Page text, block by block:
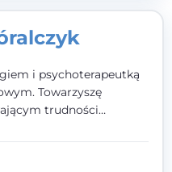
i psychoterapeutką
Towarzyszę
trudności
albo znajdującym
się dla mnie
na zaufaniu relacja